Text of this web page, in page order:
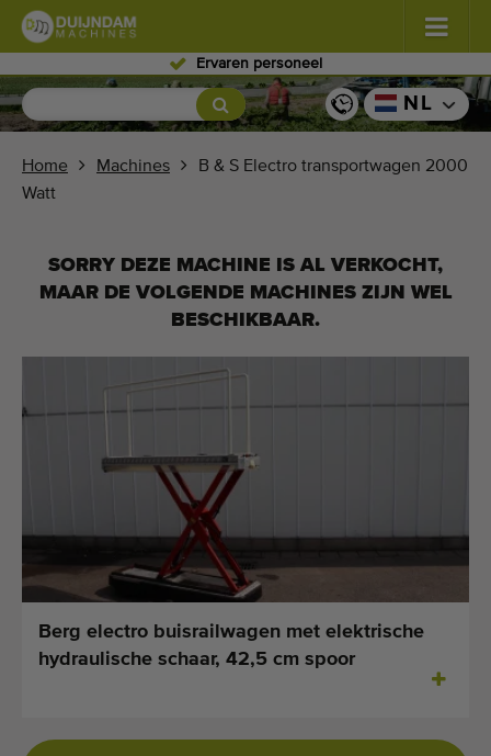
Ervaren personeel
Bloemen en planten (587)
Glastuinbouw groenten
Fruitteelt (336)
Verkoop uw machine!
Zoek per soort
Laatst bekeken machines
Laatst toegevoegde machines
E-mail Alerts
Merken
NL
Home Machines
B & S Electro transportwagen 2000
Watt
SORRY DEZE MACHINE IS AL VERKOCHT,
MAAR DE VOLGENDE MACHINES ZIJN WEL
BESCHIKBAAR.
Berg electro buisrailwagen met elektrische
hydraulische schaar, 42,5 cm spoor